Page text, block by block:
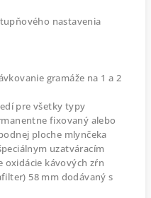
nastavenia
gramáže na 1 a 2
pre všetky typy
fixovaný alebo
ploche mlynčeka
uzatváracím
oxidácie kávových zŕn
58 mm dodávaný s